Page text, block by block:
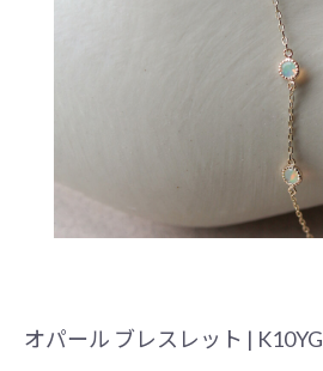
オパール ブレスレット | K10YG